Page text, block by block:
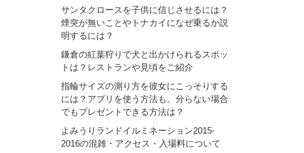
サンタクロースを子供に信じさせるには？
煙突が無いことやトナカイになぜ乗るか説
明するには？
鎌倉の紅葉狩りで犬と出かけられるスポッ
トは？レストランや見頃をご紹介
指輪サイズの測り方を彼女にこっそりする
には？アプリを使う方法も。分らない場合
でもプレゼントできる方法は？
よみうりランドイルミネーション2015-
2016の混雑・アクセス・入場料について